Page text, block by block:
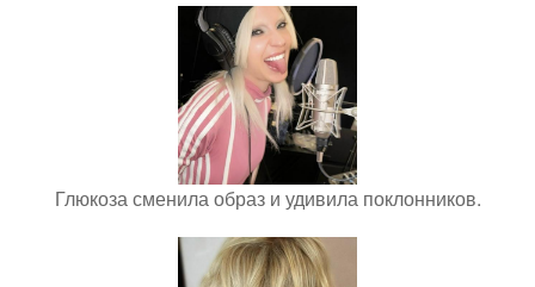
Глюкоза сменила образ и удивила поклонников.